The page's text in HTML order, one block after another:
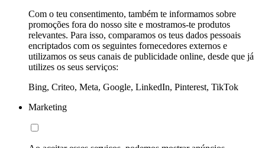
Com o teu consentimento, também te informamos sobre
promoções fora do nosso site e mostramos-te produtos
relevantes. Para isso, comparamos os teus dados pessoais
encriptados com os seguintes fornecedores externos e
utilizamos os seus canais de publicidade online, desde que já
utilizes os seus serviços:
Bing, Criteo, Meta, Google, LinkedIn, Pinterest, TikTok
Marketing